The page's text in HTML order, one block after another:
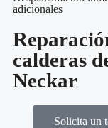
adicionales
calderas
Neckar
Solicita un